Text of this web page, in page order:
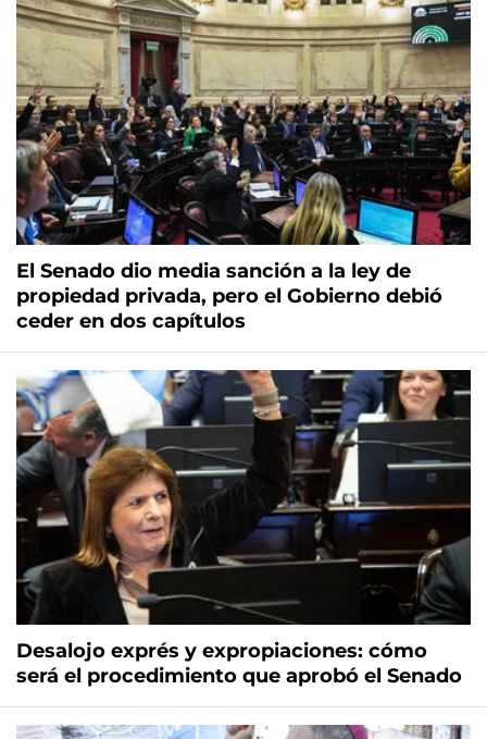
El Senado dio media sanción a la ley de
propiedad privada, pero el Gobierno debió
ceder en dos capítulos
Desalojo exprés y expropiaciones: cómo
será el procedimiento que aprobó el Senado